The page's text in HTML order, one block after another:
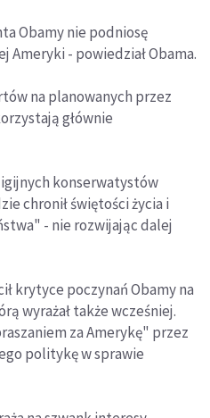
Obamy nie podniosę
- powiedział Obama.
na planowanych przez
głównie
konserwatystów
chronił świętości życia i
- nie rozwijając dalej
krytyce poczynań Obamy na
wyrażał także wcześniej.
za Amerykę" przez
politykę w sprawie